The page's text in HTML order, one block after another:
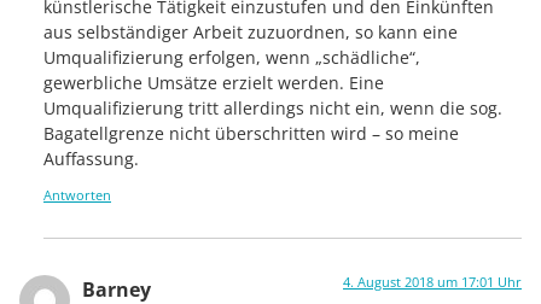
künstlerische Tätigkeit einzustufen und den Einkünften
aus selbständiger Arbeit zuzuordnen, so kann eine
Umqualifizierung erfolgen, wenn „schädliche“,
gewerbliche Umsätze erzielt werden. Eine
Umqualifizierung tritt allerdings nicht ein, wenn die sog.
Bagatellgrenze nicht überschritten wird – so meine
Auffassung.
Antworten
Barney 4. August 2018 um 17:01 Uhr